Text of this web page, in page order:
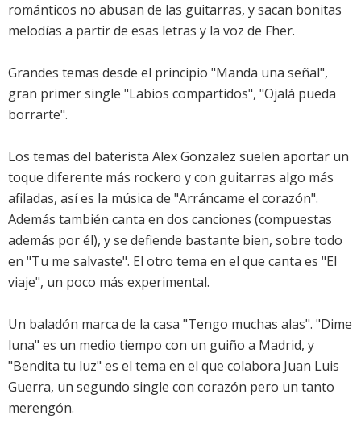
románticos no abusan de las guitarras, y sacan bonitas
melodías a partir de esas letras y la voz de Fher.
Grandes temas desde el principio "Manda una señal",
gran primer single "Labios compartidos", "Ojalá pueda
borrarte".
Los temas del baterista Alex Gonzalez suelen aportar un
toque diferente más rockero y con guitarras algo más
afiladas, así es la música de "Arráncame el corazón".
Además también canta en dos canciones (compuestas
además por él), y se defiende bastante bien, sobre todo
en "Tu me salvaste". El otro tema en el que canta es "El
viaje", un poco más experimental.
Un baladón marca de la casa "Tengo muchas alas". "Dime
luna" es un medio tiempo con un guiño a Madrid, y
"Bendita tu luz" es el tema en el que colabora Juan Luis
Guerra, un segundo single con corazón pero un tanto
merengón.